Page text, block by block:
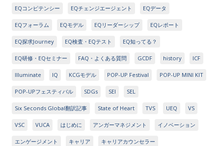
EQコンピテンシー EQチェンジエージェント EQデータ
EQフォーラム EQモデル EQリーダーシップ EQレポート
EQ探求Journey EQ検査・EQテスト EQ知ってる？
EQ研修・EQセミナー FAQ・よくある質問 GCDF history ICF
Illuminate IQ KCGモデル POP-UP Festival POP-UP MINI KIT
POP-UPフェスティバル SDGs SEI SEL
Six Seconds Global翻訳記事 State of Heart TVS UEQ VS
VSC VUCA はじめに アンガーマネジメント イノベーション
エンゲージメント キャリア キャリアカウンセラー